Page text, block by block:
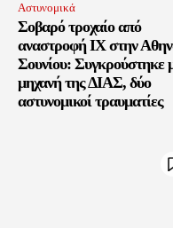
Αστυνομικά
Σοβαρό τροχαίο από
αναστροφή ΙΧ στην
Σουνίου: Συγκρούστηκε
μηχανή της ΔΙΑΣ, δύο
αστυνομικοί τραυματίες